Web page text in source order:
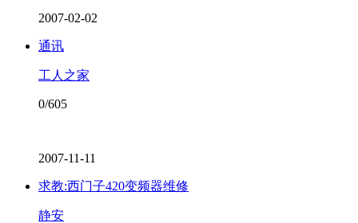
2007-02-02
通讯
工人之家
0/605
2007-11-11
求教:西门子420变频器维修
静安